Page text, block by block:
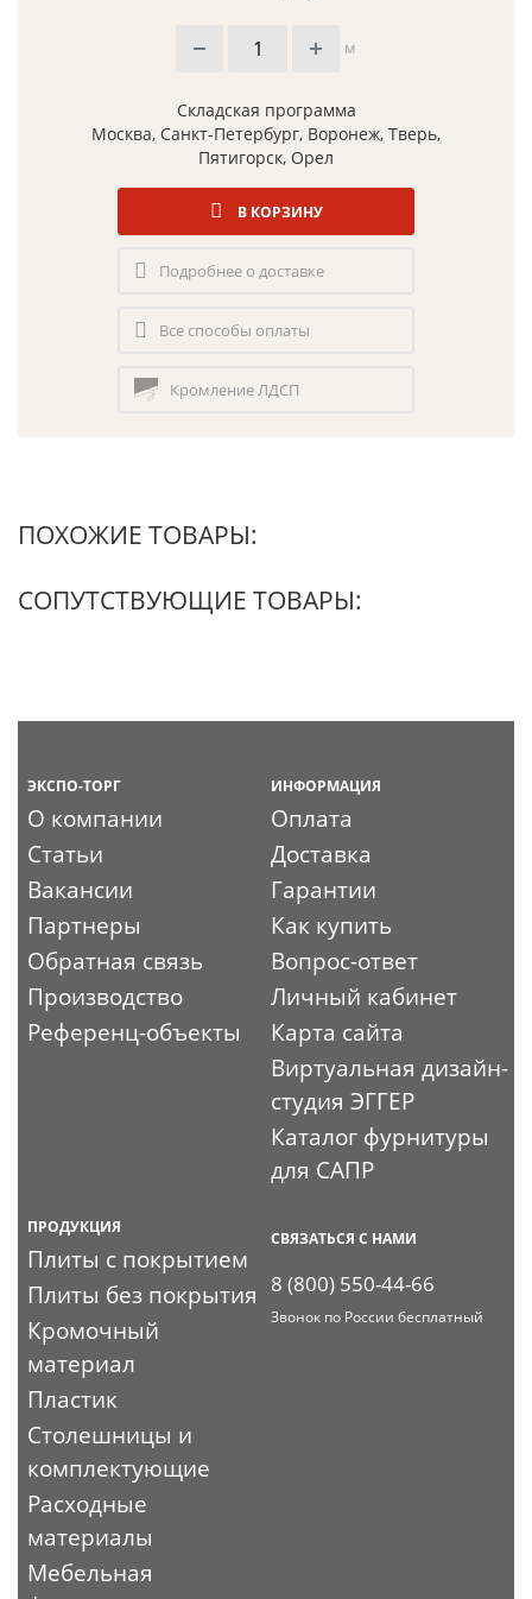
м
Складская программа
Москва, Санкт-Петербург, Воронеж, Тверь,
Пятигорск, Орел
В КОРЗИНУ
Подробнее о доставке
Все способы оплаты
Кромление ЛДСП
ПОХОЖИЕ ТОВАРЫ:
СОПУТСТВУЮЩИЕ ТОВАРЫ:
ЭКСПО-ТОРГ
О компании
Статьи
Вакансии
Партнеры
Обратная связь
Производство
Референц-объекты
ИНФОРМАЦИЯ
Оплата
Доставка
Гарантии
Как купить
Вопрос-ответ
Личный кабинет
Карта сайта
Виртуальная дизайн-
студия ЭГГЕР
Каталог фурнитуры
для САПР
ПРОДУКЦИЯ
Плиты с покрытием
Плиты без покрытия
Кромочный
материал
Пластик
Столешницы и
комплектующие
Расходные
материалы
Мебельная
СВЯЗАТЬСЯ С НАМИ
8 (800) 550-44-66
Звонок по России бесплатный